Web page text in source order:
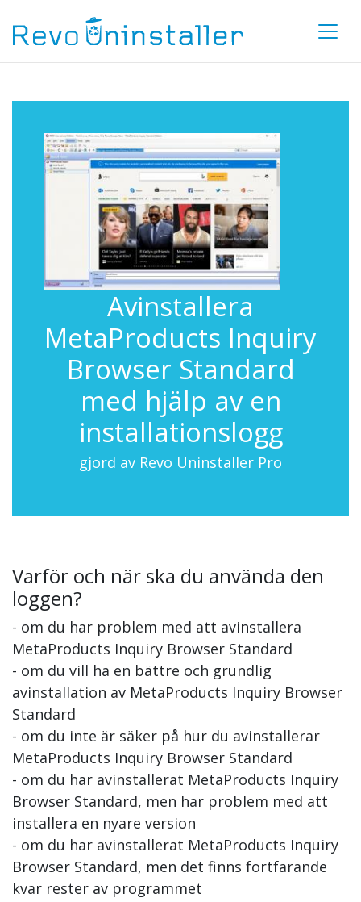
Avinstallera
MetaProducts Inquiry
Browser Standard
med hjälp av en
installationslogg
gjord av Revo Uninstaller Pro
Varför och när ska du använda den
loggen?
- om du har problem med att avinstallera
MetaProducts Inquiry Browser Standard
- om du vill ha en bättre och grundlig
avinstallation av MetaProducts Inquiry Browser
Standard
- om du inte är säker på hur du avinstallerar
MetaProducts Inquiry Browser Standard
- om du har avinstallerat MetaProducts Inquiry
Browser Standard, men har problem med att
installera en nyare version
- om du har avinstallerat MetaProducts Inquiry
Browser Standard, men det finns fortfarande
kvar rester av programmet